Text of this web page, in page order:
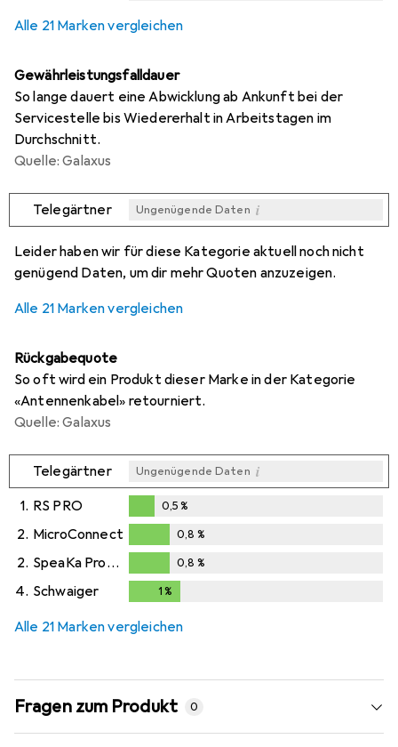
Alle 21 Marken vergleichen
Gewährleistungsfalldauer
So lange dauert eine Abwicklung ab Ankunft bei der
Servicestelle bis Wiedererhalt in Arbeitstagen im
Durchschnitt.
Quelle: Galaxus
Telegärtner Ungenügende Daten i
Leider haben wir für diese Kategorie aktuell noch nicht
genügend Daten, um dir mehr Quoten anzuzeigen.
Alle 21 Marken vergleichen
Rückgabequote
So oft wird ein Produkt dieser Marke in der Kategorie
«Antennenkabel» retourniert.
Quelle: Galaxus
Telegärtner Ungenügende Daten i
1. RS PRO
0,5%
0,5%
2. MicroConnect
0,8%
0,8 %
2. SpeaKa Professional
0,8%
0,8 %
4. Schwaiger 1 %
Alle 21 Marken vergleichen
Fragen zum Produkt 0